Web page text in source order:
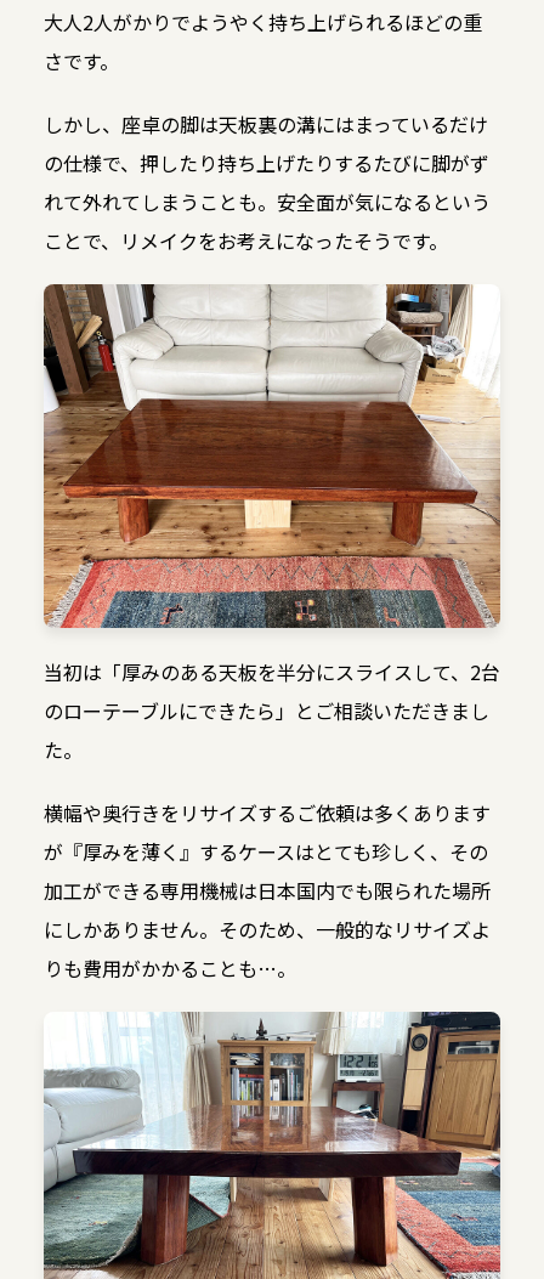
大人2人がかりでようやく持ち上げられるほどの重
さです。
しかし、座卓の脚は天板裏の溝にはまっているだけ
の仕様で、押したり持ち上げたりするたびに脚がず
れて外れてしまうことも。安全面が気になるという
ことで、リメイクをお考えになったそうです。
当初は「厚みのある天板を半分にスライスして、2台
のローテーブルにできたら」とご相談いただきまし
た。
横幅や奥行きをリサイズするご依頼は多くあります
が『厚みを薄く』するケースはとても珍しく、その
加工ができる専用機械は日本国内でも限られた場所
にしかありません。そのため、一般的なリサイズよ
りも費用がかかることも…。